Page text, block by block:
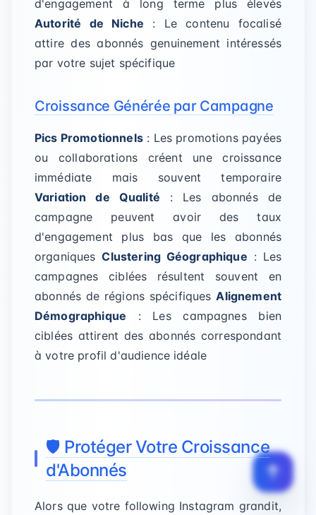
d'engagement à long terme plus élevés
Autorité de Niche : Le contenu focalisé
attire des abonnés genuinement intéressés
par votre sujet spécifique
Croissance Générée par Campagne
Pics Promotionnels: Les promotions payées
ou collaborations créent une croissance
immédiate mais souvent temporaire
Variation de Qualité : Les abonnés de
campagne peuvent avoir des taux
d'engagement plus bas que les abonnés
organiquesClustering Géographique : Les
campagnes ciblées résultent souvent en
abonnés de régions spécifiquesAlignement
Démographique : Les campagnes bien
ciblées attirent des abonnés correspondant
à votre profil d'audience idéale
🛡️ Protéger Votre Croissance
d'Abonnés
Alors que votre following Instagram grandit,